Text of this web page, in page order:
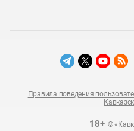
18+©
Правила поведения